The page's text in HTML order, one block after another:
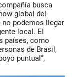
busca
global del
no podemos llegar
local. El
países, como
de Brasil,
puntual”,